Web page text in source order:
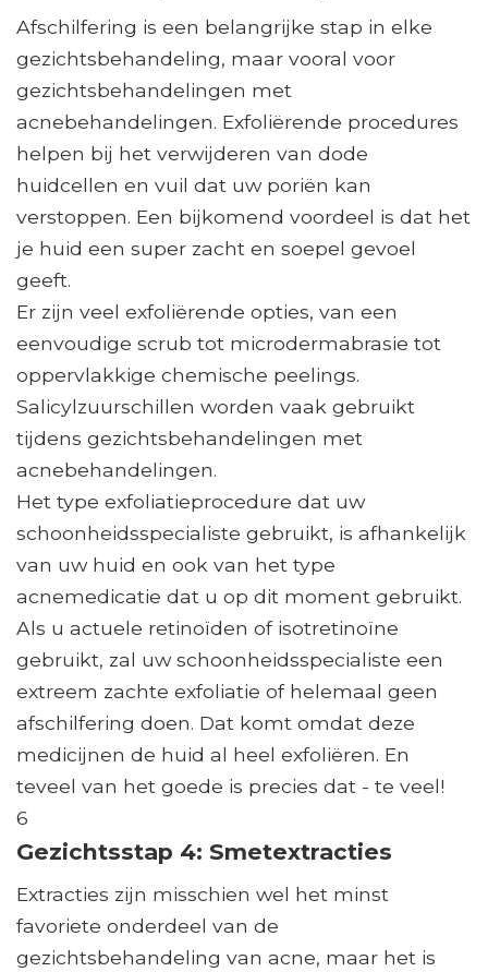
Afschilfering is een belangrijke stap in elke
gezichtsbehandeling, maar vooral voor
gezichtsbehandelingen met
acnebehandelingen. Exfoliërende procedures
helpen bij het verwijderen van dode
huidcellen en vuil dat uw poriën kan
verstoppen. Een bijkomend voordeel is dat het
je huid een super zacht en soepel gevoel
geeft.
Er zijn veel exfoliërende opties, van een
eenvoudige scrub tot microdermabrasie tot
oppervlakkige chemische peelings.
Salicylzuurschillen worden vaak gebruikt
tijdens gezichtsbehandelingen met
acnebehandelingen.
Het type exfoliatieprocedure dat uw
schoonheidsspecialiste gebruikt, is afhankelijk
van uw huid en ook van het type
acnemedicatie dat u op dit moment gebruikt.
Als u actuele retinoïden of isotretinoïne
gebruikt, zal uw schoonheidsspecialiste een
extreem zachte exfoliatie of helemaal geen
afschilfering doen. Dat komt omdat deze
medicijnen de huid al heel exfoliëren. En
teveel van het goede is precies dat - te veel!
6
Gezichtsstap 4: Smetextracties
Extracties zijn misschien wel het minst
favoriete onderdeel van de
gezichtsbehandeling van acne, maar het is